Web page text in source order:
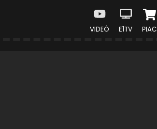
VIDEÓ E1TV PIAC